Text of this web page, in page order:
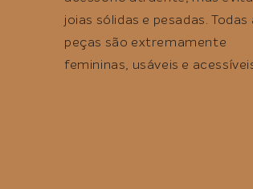
joias sólidas e pesadas. Todas
peças são extremamente
femininas, usáveis ​​e